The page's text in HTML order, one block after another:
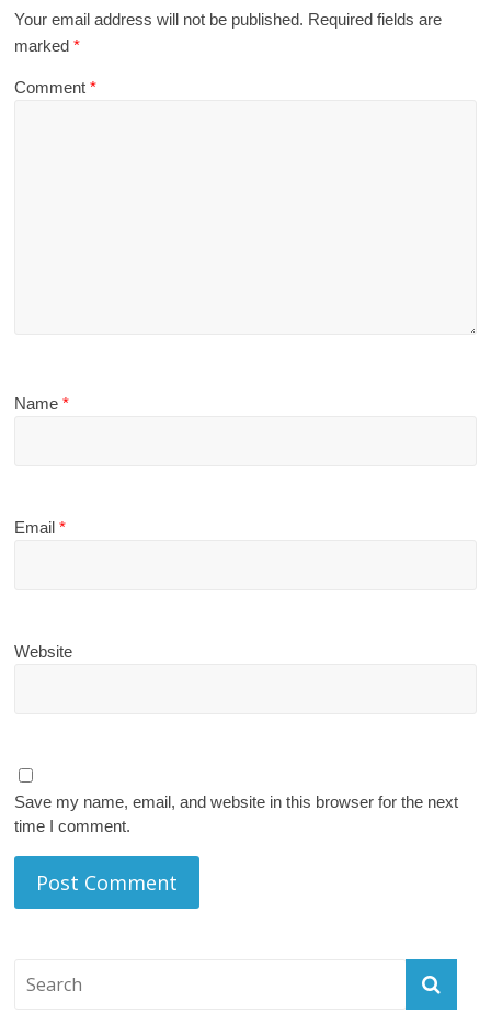
Your email address will not be published. Required fields are
marked*
Comment*
Name*
Email*
Website
Save my name, email, and website in this browser for the next
time I comment.